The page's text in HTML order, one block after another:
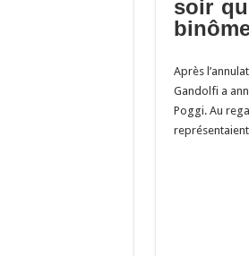
soir
Après
Gandolfi a
Poggi. Au